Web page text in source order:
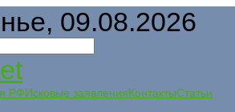
09.08.2026
РФИсковые заявленияКонтактыСтатьи